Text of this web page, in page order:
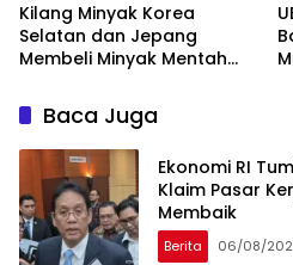
Kilang Minyak Korea
Selatan dan Jepang
Membeli Minyak Mentah
Baca Juga
Ekonomi RI
Klaim Pasar
Membaik
Berita 06/08/